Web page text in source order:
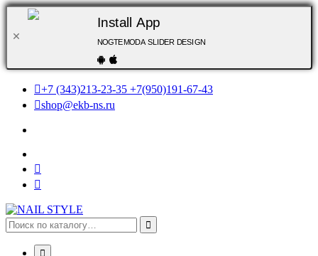
Install App
NOGTEMODA SLIDER DESIGN
+7 (343)213-23-35 +7(950)191-67-43
shop@ekb-ns.ru